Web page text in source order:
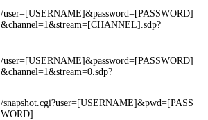
/user=[USERNAME]&password=[PASSWORD]
&channel=1&stream=[CHANNEL].sdp?
/user=[USERNAME]&password=[PASSWORD]
&channel=1&stream=0.sdp?
/snapshot.cgi?user=[USERNAME]&pwd=[PASS
WORD]